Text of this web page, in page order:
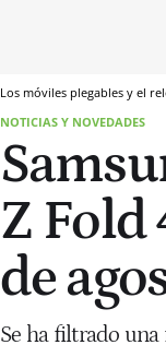
Los móviles plegables y el
NOTICIAS Y NOVEDADES
Z Fold
de
Se ha filtrado